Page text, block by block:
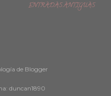
ENTRADAS ANTIGUAS
de Blogger
duncan1890